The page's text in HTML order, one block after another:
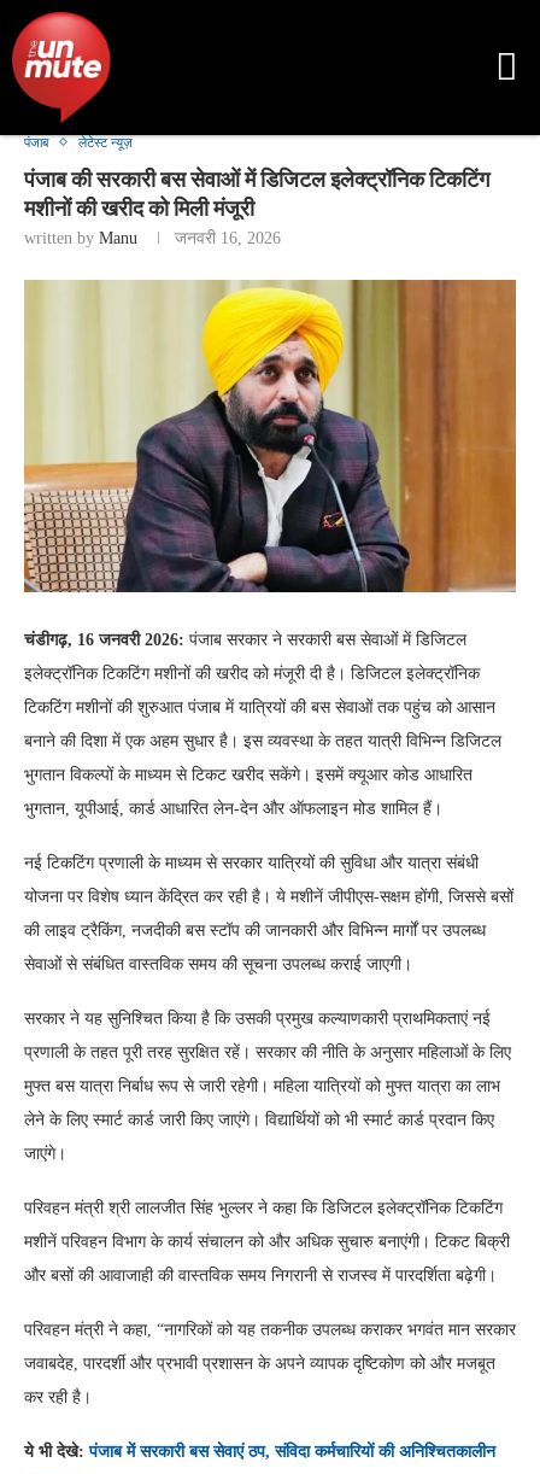
पंजाब लेटेस्ट न्यूज़
पंजाब की सरकारी बस सेवाओं में डिजिटल इलेक्ट्रॉनिक टिकटिंग
मशीनों की खरीद को मिली मंजूरी
written by Manu जनवरी 16, 2026
चंडीगढ़, 16 जनवरी 2026: पंजाब सरकार ने सरकारी बस सेवाओं में डिजिटल
इलेक्ट्रॉनिक टिकटिंग मशीनों की खरीद को मंजूरी दी है। डिजिटल इलेक्ट्रॉनिक
टिकटिंग मशीनों की शुरुआत पंजाब में यात्रियों की बस सेवाओं तक पहुंच को आसान
बनाने की दिशा में एक अहम सुधार है। इस व्यवस्था के तहत यात्री विभिन्न डिजिटल
भुगतान विकल्पों के माध्यम से टिकट खरीद सकेंगे। इसमें क्यूआर कोड आधारित
भुगतान, यूपीआई, कार्ड आधारित लेन-देन और ऑफलाइन मोड शामिल हैं।
नई टिकटिंग प्रणाली के माध्यम से सरकार यात्रियों की सुविधा और यात्रा संबंधी
योजना पर विशेष ध्यान केंद्रित कर रही है। ये मशीनें जीपीएस-सक्षम होंगी, जिससे बसों
की लाइव ट्रैकिंग, नजदीकी बस स्टॉप की जानकारी और विभिन्न मार्गों पर उपलब्ध
सेवाओं से संबंधित वास्तविक समय की सूचना उपलब्ध कराई जाएगी।
सरकार ने यह सुनिश्चित किया है कि उसकी प्रमुख कल्याणकारी प्राथमिकताएं नई
प्रणाली के तहत पूरी तरह सुरक्षित रहें। सरकार की नीति के अनुसार महिलाओं के लिए
मुफ्त बस यात्रा निर्बाध रूप से जारी रहेगी। महिला यात्रियों को मुफ्त यात्रा का लाभ
लेने के लिए स्मार्ट कार्ड जारी किए जाएंगे। विद्यार्थियों को भी स्मार्ट कार्ड प्रदान किए
जाएंगे।
परिवहन मंत्री श्री लालजीत सिंह भुल्लर ने कहा कि डिजिटल इलेक्ट्रॉनिक टिकटिंग
मशीनें परिवहन विभाग के कार्य संचालन को और अधिक सुचारु बनाएंगी। टिकट बिक्री
और बसों की आवाजाही की वास्तविक समय निगरानी से राजस्व में पारदर्शिता बढ़ेगी।
परिवहन मंत्री ने कहा, “नागरिकों को यह तकनीक उपलब्ध कराकर भगवंत मान सरकार
जवाबदेह, पारदर्शी और प्रभावी प्रशासन के अपने व्यापक दृष्टिकोण को और मजबूत
कर रही है।
ये भी देखे:पंजाब में सरकारी बस सेवाएं ठप, संविदा कर्मचारियों की अनिश्चितकालीन